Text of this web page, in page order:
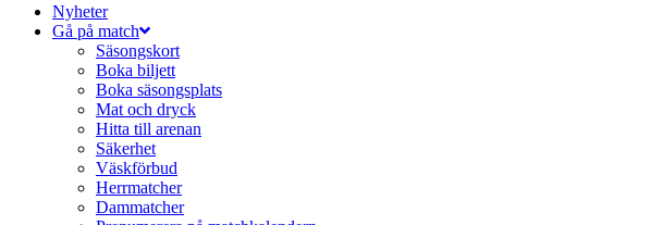
Nyheter
Gå på match
Säsongskort
Boka biljett
Boka säsongsplats
Mat och dryck
Hitta till arenan
Säkerhet
Väskförbud
Herrmatcher
Dammatcher